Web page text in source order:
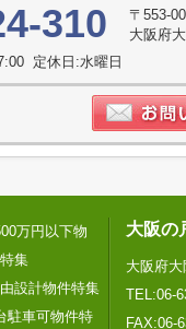
310
〒553-
大阪府
定休日:水曜日
万円以下物
集
設計物件特集
駐車可物件特
大阪の
大阪府
TEL:06-
FAX:06-